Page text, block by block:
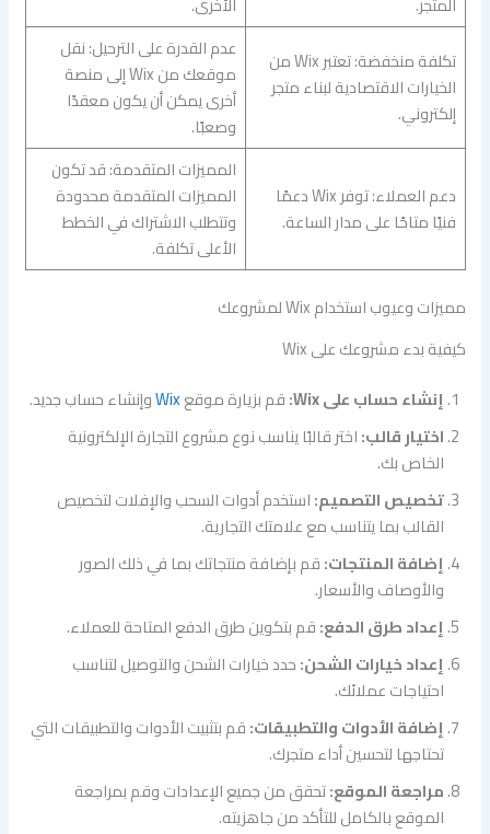
تكلفة منخفضة: تعتبر Wix من
الخيارات الاقتصادية لبناء متجر
إلكتروني.
عدم القدرة على الترحيل: نقل
موقعك من Wix إلى منصة
أخرى يمكن أن يكون معقدًا
وصعبًا.
دعم العملاء: توفر Wix دعمًا
فنيًا متاحًا على مدار الساعة.
المميزات المتقدمة: قد تكون
المميزات المتقدمة محدودة
وتتطلب الاشتراك في الخطط
الأعلى تكلفة.
مميزات وعيوب استخدام Wix لمشروعك
كيفية بدء مشروعك على Wix
إنشاء حساب على Wix:
قم بزيارة موقعWixوإنشاء حساب جديد.
اختيار قالب:اختر قالبًا يناسب نوع مشروع التجارة الإلكترونية
الخاص بك.
تخصيص التصميم:استخدم أدوات السحب والإفلات لتخصيص
القالب بما يتناسب مع علامتك التجارية.
إضافة المنتجات:قم بإضافة منتجاتك بما في ذلك الصور
والأوصاف والأسعار.
إعداد طرق الدفع:قم بتكوين طرق الدفع المتاحة للعملاء.
إعداد خيارات الشحن:حدد خيارات الشحن والتوصيل لتناسب
احتياجات عملائك.
إضافة الأدوات والتطبيقات:قم بتثبيت الأدوات والتطبيقات التي
تحتاجها لتحسين أداء متجرك.
مراجعة الموقع:تحقق من جميع الإعدادات وقم بمراجعة
الموقع بالكامل للتأكد من جاهزيته.